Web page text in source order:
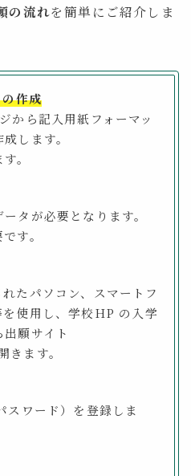
の流れを簡単にご紹介しま
作成
から記⼊⽤紙フォーマッ
します。
。
タが必要となります。
す。
たパソコン、スマートフ
を使⽤し、学校HP の⼊学
願サイト
ます。
ワード）を登録しま